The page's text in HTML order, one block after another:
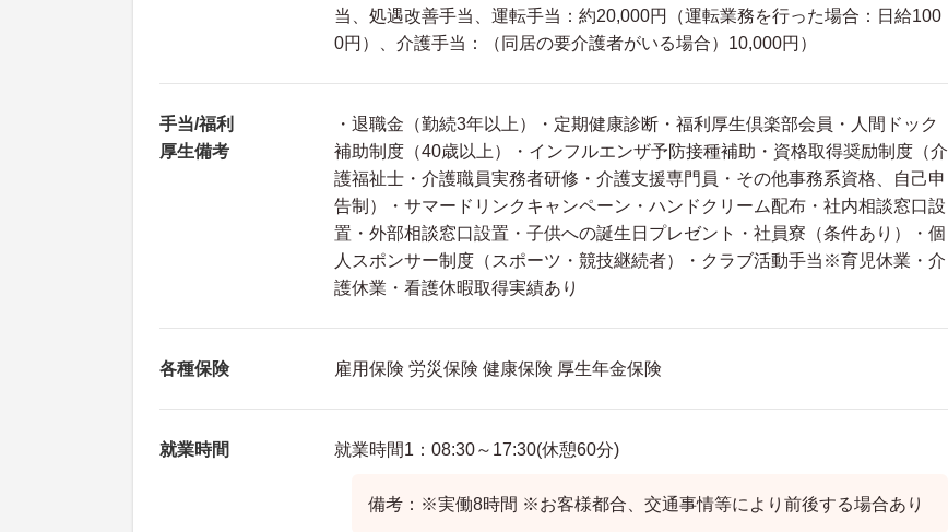
当、処遇改善手当、運転手当：約20,000円（運転業務を行った場合：日給100
0円）、介護手当：（同居の要介護者がいる場合）10,000円）
手当/福利
厚生備考
・退職金（勤続3年以上）・定期健康診断・福利厚生倶楽部会員・人間ドック
補助制度（40歳以上）・インフルエンザ予防接種補助・資格取得奨励制度（介
護福祉士・介護職員実務者研修・介護支援専門員・その他事務系資格、自己申
告制）・サマードリンクキャンペーン・ハンドクリーム配布・社内相談窓口設
置・外部相談窓口設置・子供への誕生日プレゼント・社員寮（条件あり）・個
人スポンサー制度（スポーツ・競技継続者）・クラブ活動手当※育児休業・介
護休業・看護休暇取得実績あり
各種保険 雇用保険 労災保険 健康保険 厚生年金保険
就業時間 就業時間1：08:30～17:30(休憩60分)
備考：※実働8時間 ※お客様都合、交通事情等により前後する場合あり